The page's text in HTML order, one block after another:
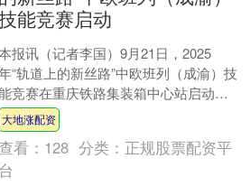
能竞赛启动
报讯（记者李国）9月21日，2025
“轨道上的新丝路”中欧班列（成渝）技
竞赛在重庆铁路集装箱中心站启动。
次启动会组织了现场观摩，集中展示
兴隆场车站“....
大地涨配资
看： 128 分类： 正规股票配资平
台